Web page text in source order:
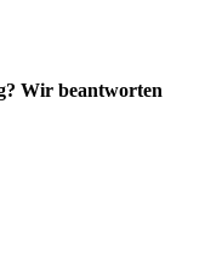
Wir beantworten